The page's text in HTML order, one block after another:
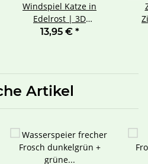
Windspiel Katze in
Edelrost | 3D
Gartendeko
13,95 € *
Artikel